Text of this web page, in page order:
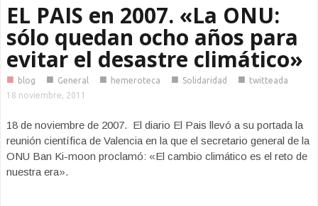
EL PAIS en 2007. «La ONU:
sólo quedan ocho años para
evitar el desastre climático»
■ blog ■ General ■ hemeroteca ■ Solidaridad ■ twitteada
18 noviembre, 2011
18 de noviembre de 2007. El diario El Pais llevó a su portada la
reunión científica de Valencia en la que el secretario general de la
ONU Ban Ki-moon proclamó: «El cambio climático es el reto de
nuestra era».